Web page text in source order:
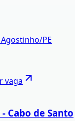
PE
vaga
Cabo de Santo